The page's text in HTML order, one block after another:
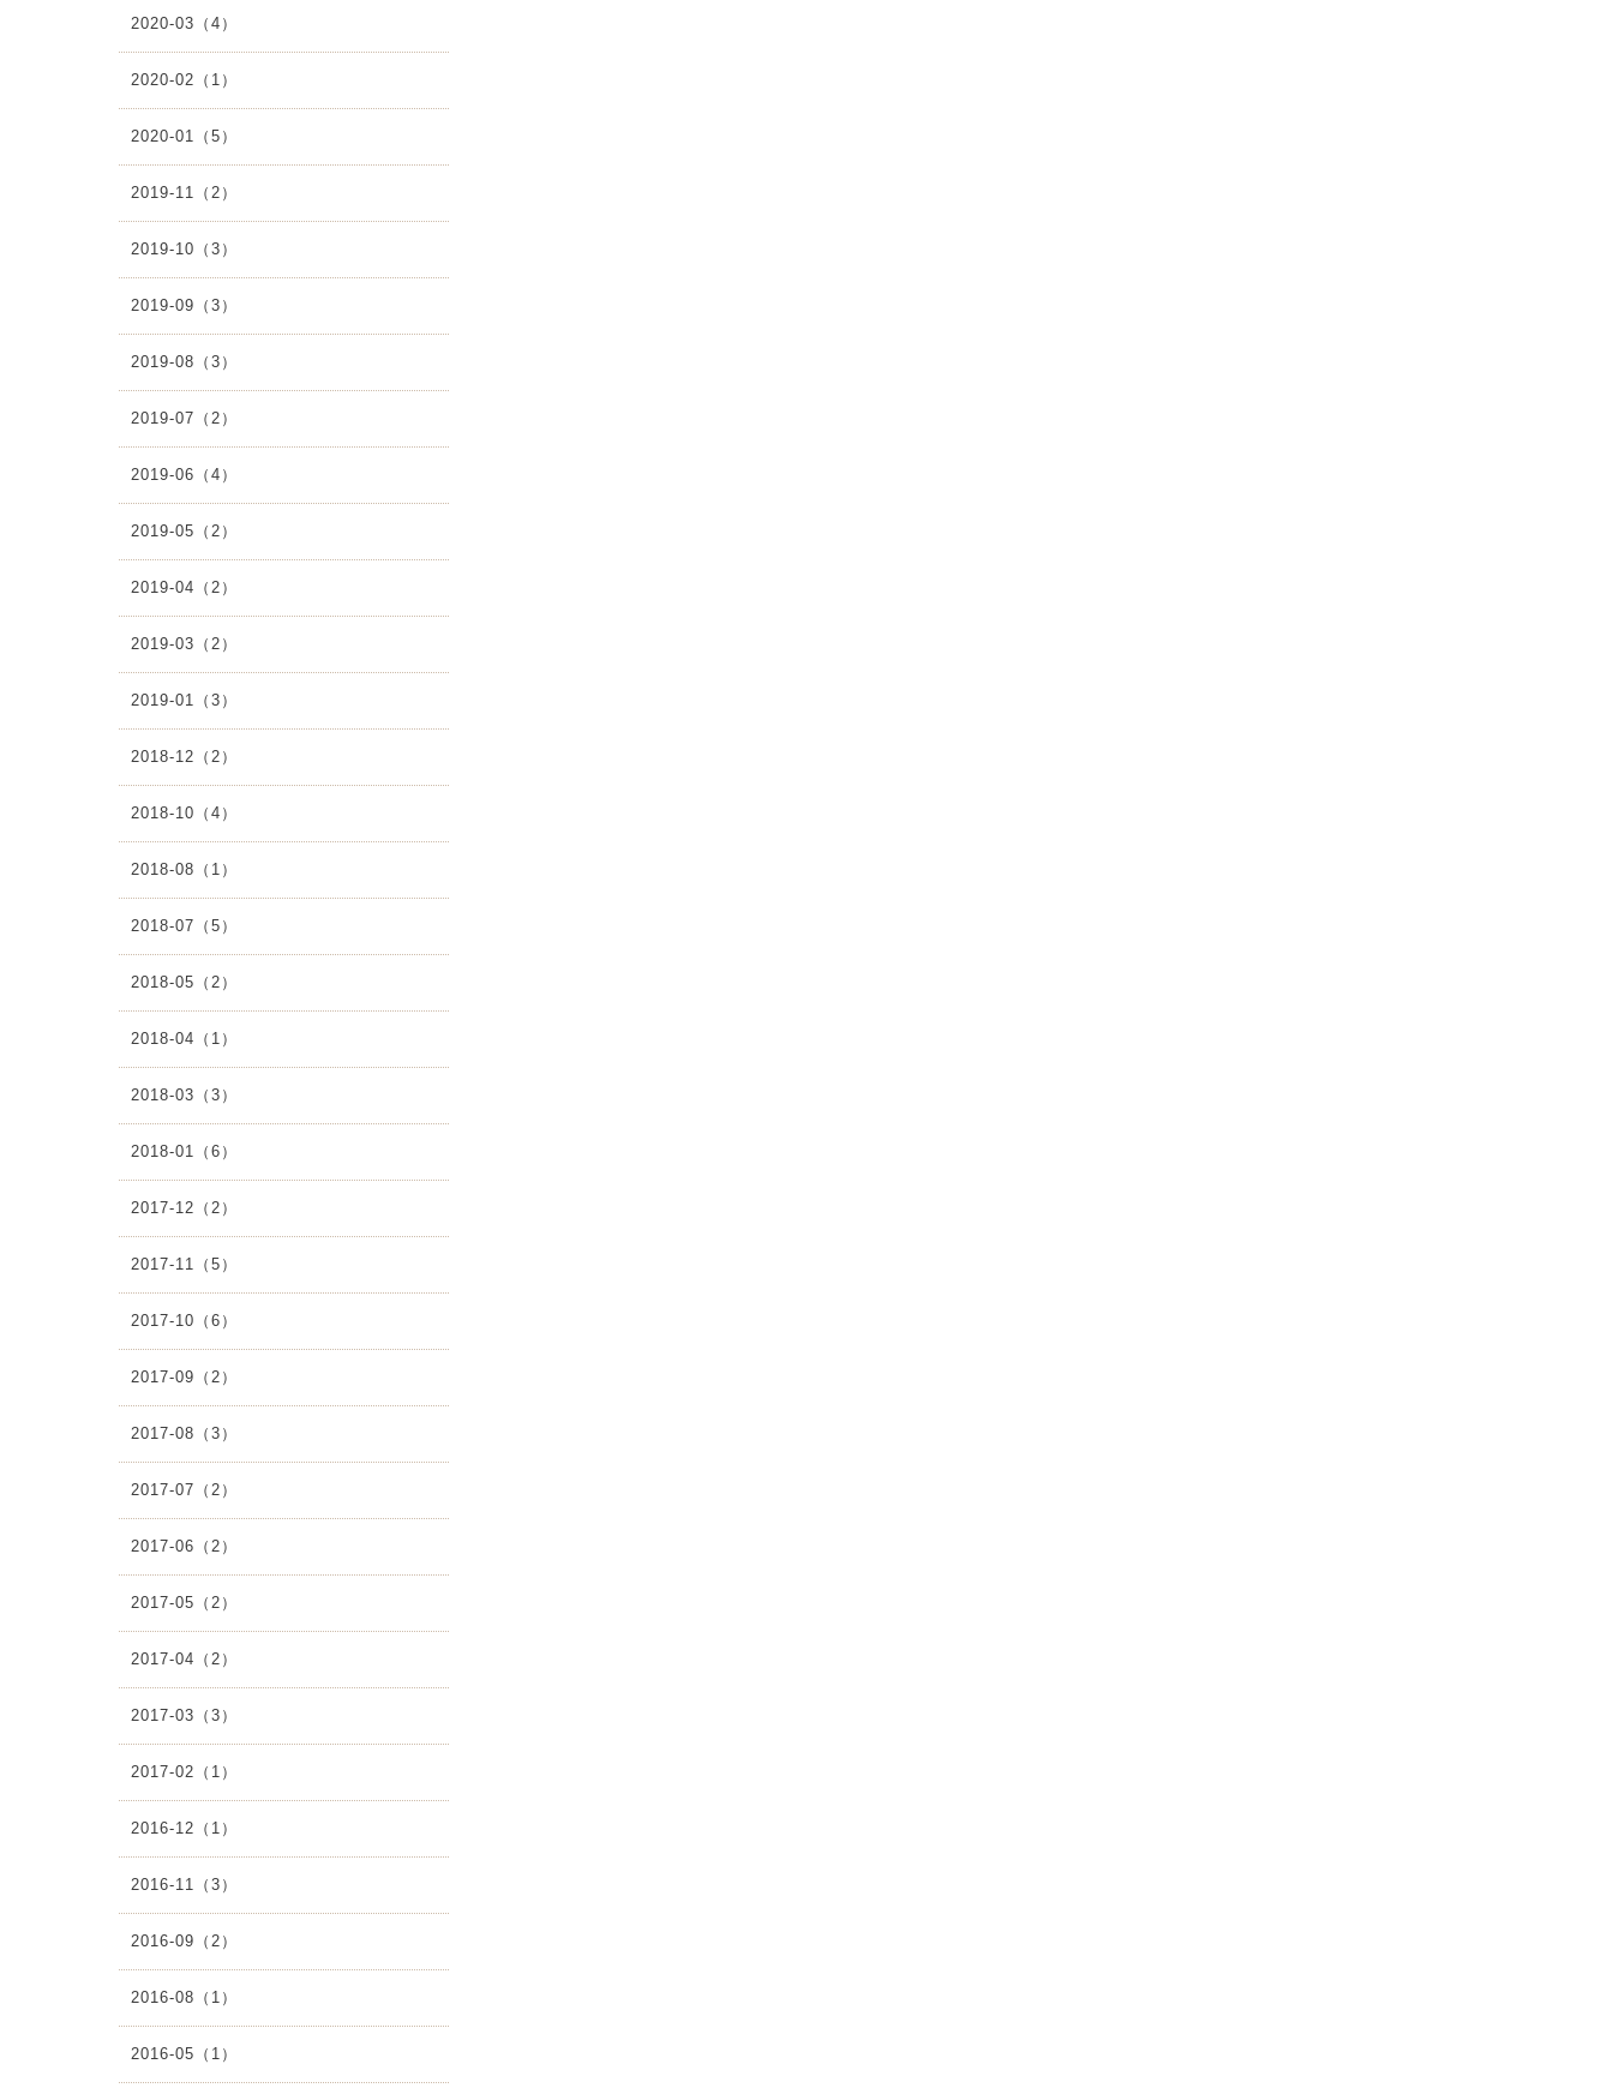
2020-03（4）
2020-02（1）
2020-01（5）
2019-11（2）
2019-10（3）
2019-09（3）
2019-08（3）
2019-07（2）
2019-06（4）
2019-05（2）
2019-04（2）
2019-03（2）
2019-01（3）
2018-12（2）
2018-10（4）
2018-08（1）
2018-07（5）
2018-05（2）
2018-04（1）
2018-03（3）
2018-01（6）
2017-12（2）
2017-11（5）
2017-10（6）
2017-09（2）
2017-08（3）
2017-07（2）
2017-06（2）
2017-05（2）
2017-04（2）
2017-03（3）
2017-02（1）
2016-12（1）
2016-11（3）
2016-09（2）
2016-08（1）
2016-05（1）